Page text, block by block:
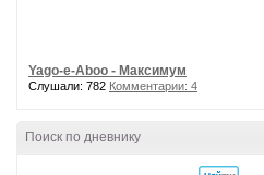
Yago-e-Aboo - Максимум
Слушали: 782 Комментарии: 4
Поиск по дневнику